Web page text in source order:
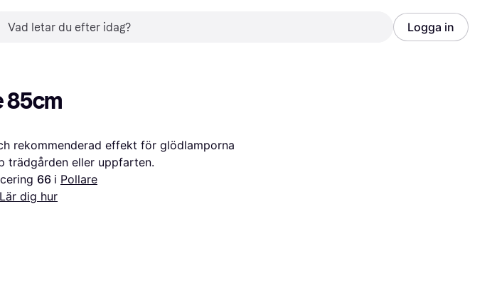
Logga in
85cm
rekommenderad effekt för glödlamporna
trädgården eller uppfarten.
66 i Pollare
Lär dig hur